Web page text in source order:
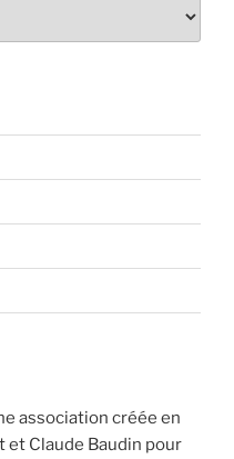
association créée en
Claude Baudin pour